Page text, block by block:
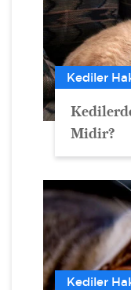
Kediler
Midir?
Kediler